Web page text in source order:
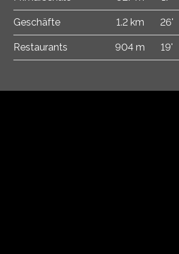
Geschäfte 1.2 km 26'
Restaurants 904 m 19'